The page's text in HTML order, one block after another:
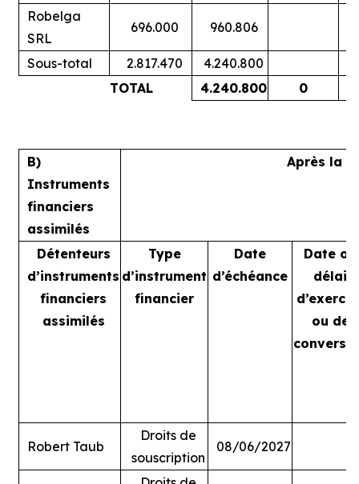
Robelga
SRL
696.000 960.806
Sous-total 2.817.470
4.240.800
TOTAL
4.240.800 0
B)
Instruments
financiers
assimilés
Après la
Détenteurs
d’instruments
financiers
assimilés
Type
d’instrument
financier
Date
d’échéance
Date ou
délai
ou de
Robert Taub
Droits de
souscription
08/06/2027